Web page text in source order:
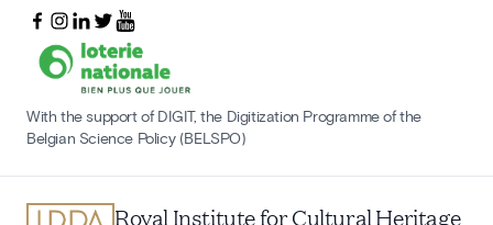
With the support of DIGIT, the Digitization Programme of the
Belgian Science Policy (BELSPO)
Royal Institute for Cultural Heritage